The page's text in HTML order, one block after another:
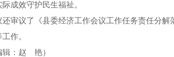
际成效守护民生福祉。
还审议了《县委经济工作会议工作任务责任分
作。
辑：赵 艳）